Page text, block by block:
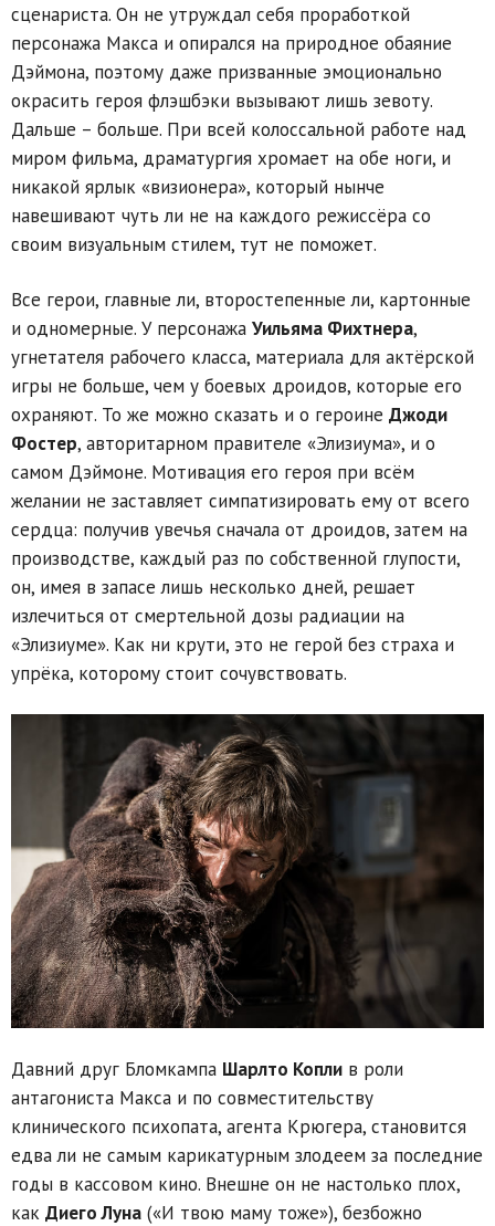
сценариста. Он не утруждал себя проработкой
персонажа Макса и опирался на природное обаяние
Дэймона, поэтому даже призванные эмоционально
окрасить героя флэшбэки вызывают лишь зевоту.
Дальше – больше. При всей колоссальной работе над
миром фильма, драматургия хромает на обе ноги, и
никакой ярлык «визионера», который нынче
навешивают чуть ли не на каждого режиссёра со
своим визуальным стилем, тут не поможет.
Все герои, главные ли, второстепенные ли, картонные
и одномерные. У персонажа Уильяма Фихтнера,
угнетателя рабочего класса, материала для актёрской
игры не больше, чем у боевых дроидов, которые его
охраняют. То же можно сказать и о героине Джоди
Фостер, авторитарном правителе «Элизиума», и о
самом Дэймоне. Мотивация его героя при всём
желании не заставляет симпатизировать ему от всего
сердца: получив увечья сначала от дроидов, затем на
производстве, каждый раз по собственной глупости,
он, имея в запасе лишь несколько дней, решает
излечиться от смертельной дозы радиации на
«Элизиуме». Как ни крути, это не герой без страха и
упрёка, которому стоит сочувствовать.
Давний друг Бломкампа Шарлто Копли в роли
антагониста Макса и по совместительству
клинического психопата, агента Крюгера, становится
едва ли не самым карикатурным злодеем за последние
годы в кассовом кино. Внешне он не настолько плох,
как Диего Луна («И твою маму тоже»), безбожно